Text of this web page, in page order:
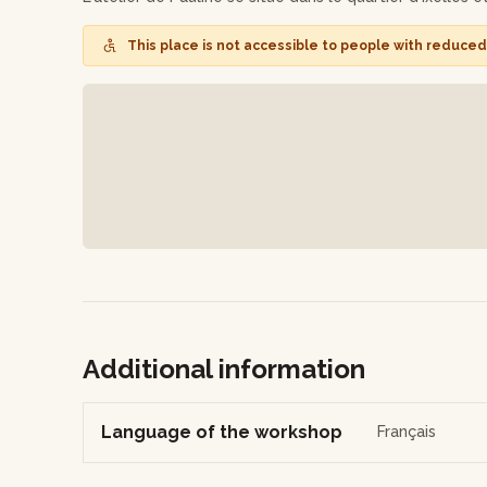
This place is not accessible to people with
Additional information
Language of the workshop Français